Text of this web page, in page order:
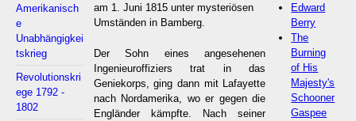
Amerikanisch
e
Unabhängigkei
tskrieg
Revolutionskri
ege 1792 -
1802
am 1. Juni 1815 unter mysteriösen
Umständen in Bamberg.
Der Sohn eines angesehenen
Ingenieuroffiziers trat in das
Geniekorps, ging dann mit Lafayette
nach Nordamerika, wo er gegen die
Engländer kämpfte. Nach seiner
Edward
Berry
The
Burning
of His
Majesty's
Schooner
Gaspee